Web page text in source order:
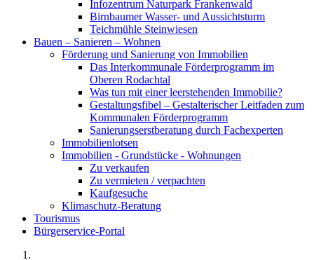
Infozentrum Naturpark Frankenwald
Birnbaumer Wasser- und Aussichtsturm
Teichmühle Steinwiesen
Bauen – Sanieren – Wohnen
Förderung und Sanierung von Immobilien
Das Interkommunale Förderprogramm im
Oberen Rodachtal
Was tun mit einer leerstehenden Immobilie?
Gestaltungsfibel – Gestalterischer Leitfaden zum
Kommunalen Förderprogramm
Sanierungserstberatung durch Fachexperten
Immobilienlotsen
Immobilien - Grundstücke - Wohnungen
Zu verkaufen
Zu vermieten / verpachten
Kaufgesuche
Klimaschutz-Beratung
Tourismus
Bürgerservice-Portal